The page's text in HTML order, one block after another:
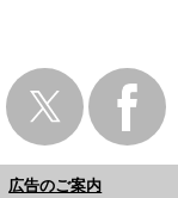
広告のご案内